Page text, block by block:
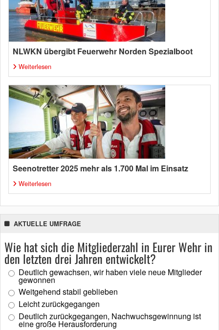
NLWKN übergibt Feuerwehr Norden Spezialboot
Weiterlesen
Seenotretter 2025 mehr als 1.700 Mal im Einsatz
Weiterlesen
AKTUELLE UMFRAGE
Wie hat sich die Mitgliederzahl in Eurer Wehr in
den letzten drei Jahren entwickelt?
Deutlich gewachsen, wir haben viele neue Mitglieder
gewonnen
Weitgehend stabil geblieben
Leicht zurückgegangen
Deutlich zurückgegangen, Nachwuchsgewinnung ist
eine große Herausforderung